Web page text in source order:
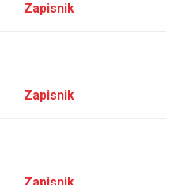
Zapisnik
Zapisnik